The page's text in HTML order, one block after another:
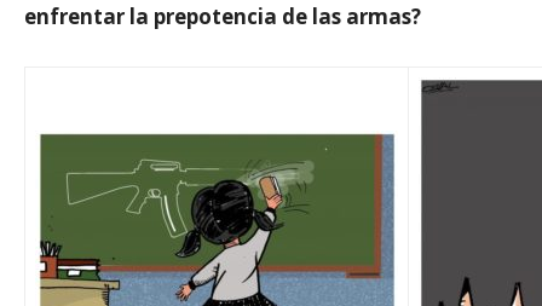
enfrentar la prepotencia de las armas?